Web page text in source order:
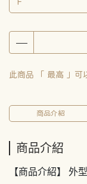
此商品 「 最高 」可
商品介紹
商品介紹
【商品介紹】 外